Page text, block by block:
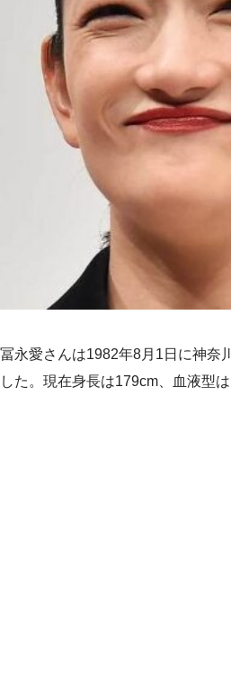
冨永愛さんは1982年8月1日に神奈
した。現在身長は179cm、血液型